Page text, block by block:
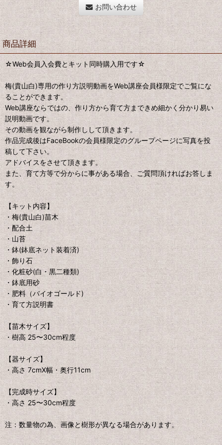
お問い合わせ
商品詳細
☆Web会員入会費とキット同時購入用です☆
梅(貴山白)専用の作り方説明動画をWeb講座会員様限定でご覧にな
ることができます。
Web講座ならではの、作り方から育て方まできめ細かく分かり易い
説明動画です。
その動画を観ながら制作しして頂きます。
作品完成後はFaceBookの会員様限定のグループページに写真を投
稿して下さい。
アドバイスをさせて頂きます。
また、育て方等で分からに事がある場合、ご質問頂ければお答しま
す。
【キット内容】
・梅(貴山白)苗木
・配合土
・山苔
・鉢(鉢底ネット装着済)
・飾り石
・化粧砂(白・黒二種類)
・鉢底用砂
・肥料（バイオゴールド)
・育て方説明書
【苗木サイズ】
・樹高 25〜30cm程度
【器サイズ】
・高さ 7cmX幅・奥行11cm
【完成時サイズ】
・高さ 25〜30cm程度
注：数量物の為、画像と樹形が異なる場合があります。